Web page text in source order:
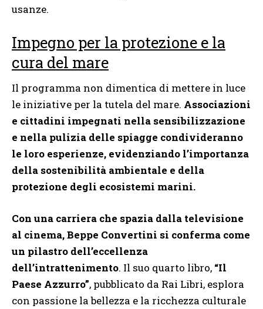
usanze.
Impegno per la protezione e la
cura del mare
Il programma non dimentica di mettere in luce
le iniziative per la tutela del mare. Associazioni
e cittadini impegnati nella sensibilizzazione
e nella pulizia delle spiagge condivideranno
le loro esperienze, evidenziando l’importanza
della sostenibilità ambientale e della
protezione degli ecosistemi marini.
Con una carriera che spazia dalla televisione
al cinema, Beppe Convertini si conferma come
un pilastro dell’eccellenza
dell’intrattenimento. Il suo quarto libro, “Il
Paese Azzurro”, pubblicato da Rai Libri, esplora
con passione la bellezza e la ricchezza culturale